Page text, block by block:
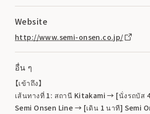
Website
http://www.semi-onsen.co.jp/
อื่น ๆ
【เข้าถึง】
เส้นทางที่ 1: สถานี Kitakami → [นั่งรถบัส
Semi Onsen Line → [เดิน 1 นาที] Semi